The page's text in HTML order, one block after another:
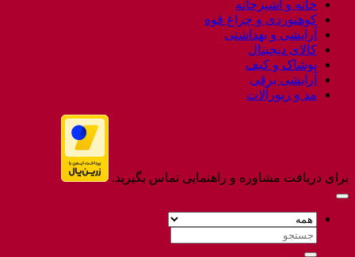
خانه و آشپزخانه
کوهنوردی و چراغ قوه
آرایشی و بهداشتی
کالای دیجیتال
پوشاک و کیف
آرایشی برقی
مد و زیورآلات
برای دریافت مشاوره و راهنمایی تماس بگیرید.
جستجو